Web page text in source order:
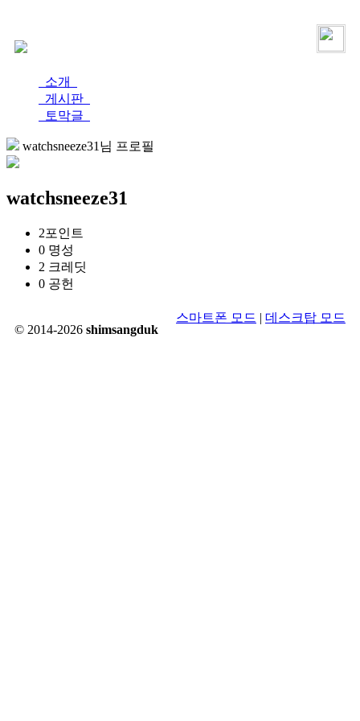
소개
게시판
토막글
watchsneeze31님 프로필
watchsneeze31
2포인트
0 명성
2 크레딧
0 공헌
© 2014-2026 shimsangduk
스마트폰 모드 | 데스크탑 모드